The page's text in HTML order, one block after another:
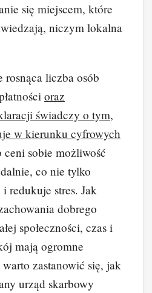
się miejscem, które
niczym lokalna
rosnąca liczba osób
oraz
świadczy o tym,
w kierunku cyfrowych
ceni sobie możliwość
co nie tylko
redukuje stres. Jak
dobrego
społeczności, czas i
mają ogromne
zastanowić się, jak
urząd skarbowy